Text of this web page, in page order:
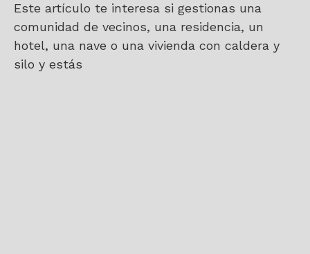
Este artículo te interesa si gestionas una
comunidad de vecinos, una residencia, un
hotel, una nave o una vivienda con caldera y
silo y estás